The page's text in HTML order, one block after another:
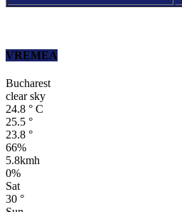
VREMEA
Bucharest
clear sky
24.8 ° C
25.5 °
23.8 °
66%
5.8kmh
0%
Sat
30 °